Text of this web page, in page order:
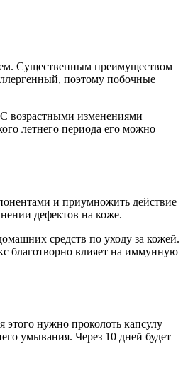
Существенным преимуществом
поэтому побочные
возрастными изменениями
летнего периода его можно
и приумножить действие
дефектов на коже.
средств по уходу за кожей.
благотворно влияет на иммунную
этого нужно проколоть капсулу
умывания. Через 10 дней будет